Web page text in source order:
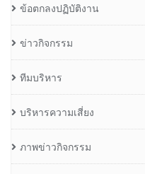
ข้อตกลงปฏิบัติงาน
ข่าวกิจกรรม
ทีมบริหาร
บริหารความเสี่ยง
ภาพข่าวกิจกรรม